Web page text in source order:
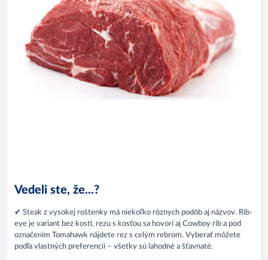
Vedeli ste, že...?
✔ Steak z vysokej roštenky má niekoľko rôznych podôb aj názvov. Rib-
eye je variant bez kosti, rezu s kosťou sa hovorí aj Cowboy rib a pod
označením Tomahawk nájdete rez s celým rebrom. Vyberať môžete
podľa vlastných preferencií – všetky sú lahodné a šťavnaté.